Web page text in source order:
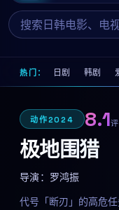
热门： 日剧 韩剧
动作2024 8.1
极地围猎
导演： 罗鸿振
代号「断刃」的高危